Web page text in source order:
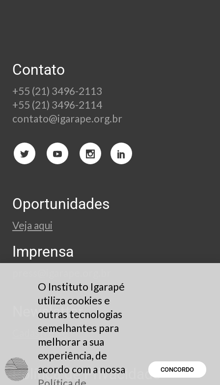
Contato
+55 (21) 3496-2113
+55 (21) 3496-2114
contato@igarape.org.br
Oportunidades
Veja aqui
Imprensa
Newsletter
Cadastre-se
Política de Privacidade
O Instituto Igarapé
utiliza cookies e
outras tecnologias
semelhantes para
melhorar a sua
experiência, de
acordo com a nossa
CONCORDO